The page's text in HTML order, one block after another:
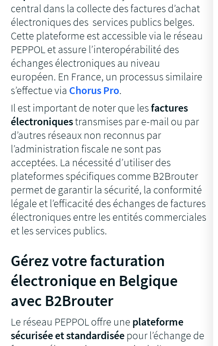
central dans la collecte des factures d’achat
électroniques des services publics belges.
Cette plateforme est accessible via le réseau
PEPPOL et assure l’interopérabilité des
échanges électroniques au niveau
européen. En France, un processus similaire
s’effectue via Chorus Pro.
Il est important de noter que lesfactures
électroniquestransmises par e-mail ou par
d’autres réseaux non reconnus par
l’administration fiscale ne sont pas
acceptées. La nécessité d’utiliser des
plateformes spécifiques comme B2Brouter
permet de garantir la sécurité, la conformité
légale et l’efficacité des échanges de factures
électroniques entre les entités commerciales
et les services publics.
Gérez votre facturation
électronique en Belgique
avec B2Brouter
Le réseau PEPPOL offre une plateforme
sécurisée et standardisée pour l’échange de